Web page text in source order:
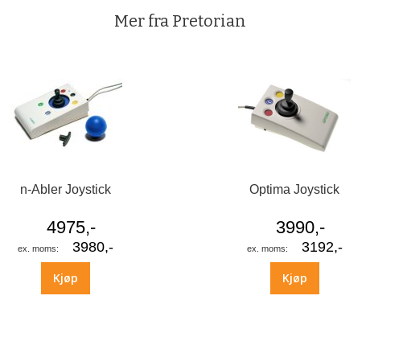
Mer fra Pretorian
n-Abler Joystick
4975,-
3980,-
Kjøp
Optima Joystick
3990,-
3192,-
Kjøp